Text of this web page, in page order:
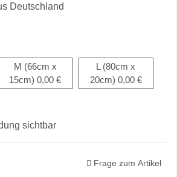
Deutschland
M (66cm x
15cm)0,00 €
L (80cm x
20cm) 0,00 €
sichtbar
Frage zum Artikel